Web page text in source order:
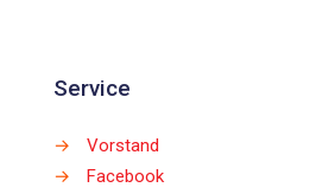
Service
→
Vorstand
→
Facebook